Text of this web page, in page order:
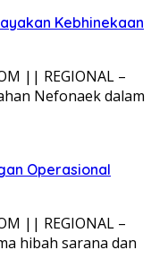
Kebhinekaan
|| REGIONAL –
Nefonaek dalam
Operasional
|| REGIONAL –
hibah sarana dan